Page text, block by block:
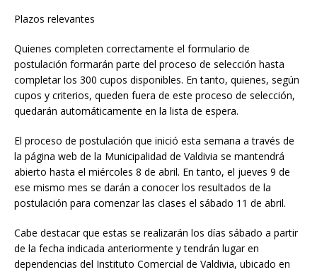
Plazos relevantes
Quienes completen correctamente el formulario de
postulación formarán parte del proceso de selección hasta
completar los 300 cupos disponibles. En tanto, quienes, según
cupos y criterios, queden fuera de este proceso de selección,
quedarán automáticamente en la lista de espera.
El proceso de postulación que inició esta semana a través de
la página web de la Municipalidad de Valdivia se mantendrá
abierto hasta el miércoles 8 de abril. En tanto, el jueves 9 de
ese mismo mes se darán a conocer los resultados de la
postulación para comenzar las clases el sábado 11 de abril.
Cabe destacar que estas se realizarán los días sábado a partir
de la fecha indicada anteriormente y tendrán lugar en
dependencias del Instituto Comercial de Valdivia, ubicado en